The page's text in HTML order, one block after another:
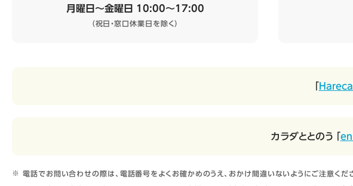
月曜日～金曜日 10:00～17:00
（祝日・窓口休業日を除く）
Hareca
カラダととのう 「
電話でお問い合わせの際は、電話番号をよくお確かめのうえ、おかけ間違いないようにご注意くださ